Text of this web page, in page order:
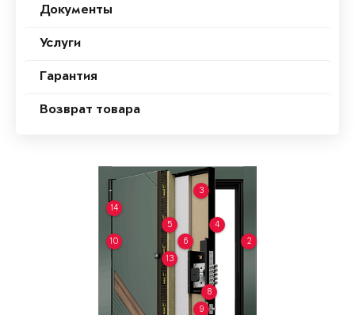
Документы
Услуги
Гарантия
Возврат товара
2
3
4
5
6
8
9
10
13
14